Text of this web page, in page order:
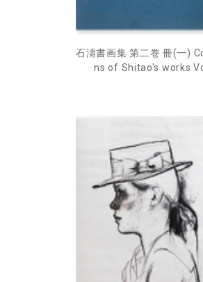
石濤書画集 第二巻 冊(一)
ns of Shitao's works